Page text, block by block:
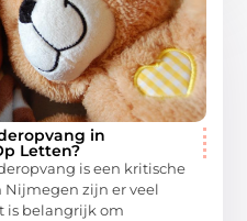
in
Letten?
is een kritische
Nijmegen zijn er veel
is belangrijk om